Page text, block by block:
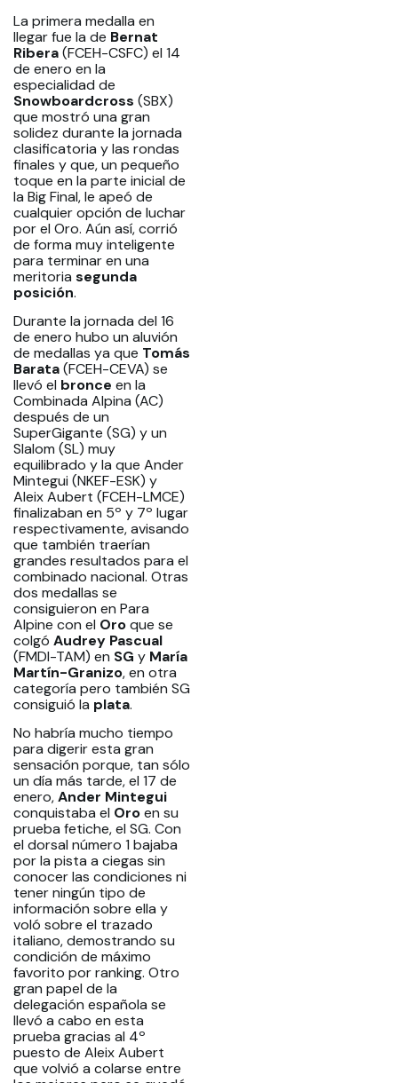
La primera medalla en
llegar fue la de Bernat
Ribera(FCEH-CSFC) el 14
de enero en la
especialidad de
Snowboardcross (SBX)
que mostró una gran
solidez durante la jornada
clasificatoria y las rondas
finales y que, un pequeño
toque en la parte inicial de
la Big Final, le apeó de
cualquier opción de luchar
por el Oro. Aún así, corrió
de forma muy inteligente
para terminar en una
meritoria segunda
posición.
Durante la jornada del 16
de enero hubo un aluvión
de medallas ya que Tomás
Barata(FCEH-CEVA) se
llevó el bronce en la
Combinada Alpina (AC)
después de un
SuperGigante (SG) y un
Slalom (SL) muy
equilibrado y la que Ander
Mintegui (NKEF-ESK) y
Aleix Aubert (FCEH-LMCE)
finalizaban en 5º y 7º lugar
respectivamente, avisando
que también traerían
grandes resultados para el
combinado nacional. Otras
dos medallas se
consiguieron en Para
Alpine con el Oroque se
colgó Audrey Pascual
(FMDI-TAM) en SG y María
Martín-Granizo, en otra
categoría pero también SG
consiguió la plata.
No habría mucho tiempo
para digerir esta gran
sensación porque, tan sólo
un día más tarde, el 17 de
enero,Ander Mintegui
conquistaba el Oroen su
prueba fetiche, el SG. Con
el dorsal número 1 bajaba
por la pista a ciegas sin
conocer las condiciones ni
tener ningún tipo de
información sobre ella y
voló sobre el trazado
italiano, demostrando su
condición de máximo
favorito por ranking. Otro
gran papel de la
delegación española se
llevó a cabo en esta
prueba gracias al 4º
puesto de Aleix Aubert
que volvió a colarse entre